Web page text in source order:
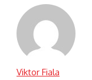
Viktor Fiala